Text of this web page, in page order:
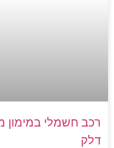
רכב חשמלי במימון
דלק